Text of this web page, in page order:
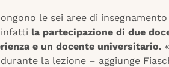
le sei aree di
infatti la partecipazione di due
e un docente universitario.
la lezione – aggiunge